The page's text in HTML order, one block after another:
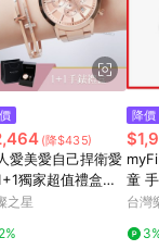
(降$435)
愛美愛自己捍衛愛
獨家超值禮盒手
鋼手環二件組【W
之星
2%
降價
童
孩
台灣